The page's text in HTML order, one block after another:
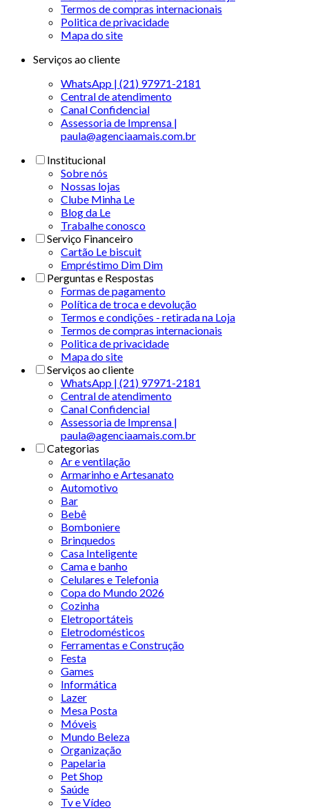
Termos de compras internacionais
Politica de privacidade
Mapa do site
Serviços ao cliente
WhatsApp | (21) 97971-2181
Central de atendimento
Canal Confidencial
Assessoria de Imprensa |
paula@agenciaamais.com.br
Institucional
Sobre nós
Nossas lojas
Clube Minha Le
Blog da Le
Trabalhe conosco
Serviço Financeiro
Cartão Le biscuit
Empréstimo Dim Dim
Perguntas e Respostas
Formas de pagamento
Política de troca e devolução
Termos e condições - retirada na Loja
Termos de compras internacionais
Politica de privacidade
Mapa do site
Serviços ao cliente
WhatsApp | (21) 97971-2181
Central de atendimento
Canal Confidencial
Assessoria de Imprensa |
paula@agenciaamais.com.br
Categorias
Ar e ventilação
Armarinho e Artesanato
Automotivo
Bar
Bebê
Bomboniere
Brinquedos
Casa Inteligente
Cama e banho
Celulares e Telefonia
Copa do Mundo 2026
Cozinha
Eletroportáteis
Eletrodomésticos
Ferramentas e Construção
Festa
Games
Informática
Lazer
Mesa Posta
Móveis
Mundo Beleza
Organização
Papelaria
Pet Shop
Saúde
Tv e Vídeo